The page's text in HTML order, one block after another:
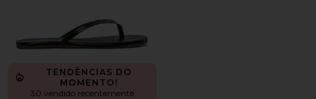
TENDÊNCIAS DO
MOMENTO!
30 vendido recentemente